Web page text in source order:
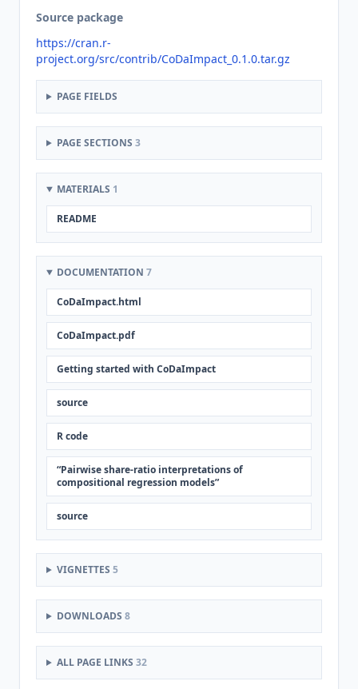
Source package
https://cran.r-
project.org/src/contrib/CoDaImpact_0.1.0.tar.gz
PAGE FIELDS
PAGE SECTIONS 3
MATERIALS 1
README
DOCUMENTATION 7
CoDaImpact.html
CoDaImpact.pdf
Getting started with CoDaImpact
source
R code
“Pairwise share-ratio interpretations of
compositional regression models”
source
VIGNETTES 5
DOWNLOADS 8
ALL PAGE LINKS 32